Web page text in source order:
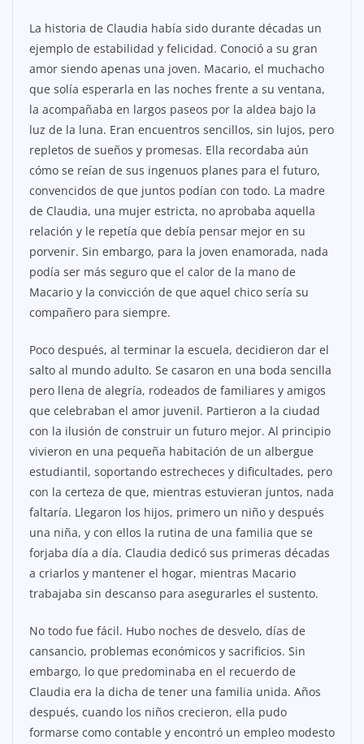
La historia de Claudia había sido durante décadas un
ejemplo de estabilidad y felicidad. Conoció a su gran
amor siendo apenas una joven. Macario, el muchacho
que solía esperarla en las noches frente a su ventana,
la acompañaba en largos paseos por la aldea bajo la
luz de la luna. Eran encuentros sencillos, sin lujos, pero
repletos de sueños y promesas. Ella recordaba aún
cómo se reían de sus ingenuos planes para el futuro,
convencidos de que juntos podían con todo. La madre
de Claudia, una mujer estricta, no aprobaba aquella
relación y le repetía que debía pensar mejor en su
porvenir. Sin embargo, para la joven enamorada, nada
podía ser más seguro que el calor de la mano de
Macario y la convicción de que aquel chico sería su
compañero para siempre.
Poco después, al terminar la escuela, decidieron dar el
salto al mundo adulto. Se casaron en una boda sencilla
pero llena de alegría, rodeados de familiares y amigos
que celebraban el amor juvenil. Partieron a la ciudad
con la ilusión de construir un futuro mejor. Al principio
vivieron en una pequeña habitación de un albergue
estudiantil, soportando estrecheces y dificultades, pero
con la certeza de que, mientras estuvieran juntos, nada
faltaría. Llegaron los hijos, primero un niño y después
una niña, y con ellos la rutina de una familia que se
forjaba día a día. Claudia dedicó sus primeras décadas
a criarlos y mantener el hogar, mientras Macario
trabajaba sin descanso para asegurarles el sustento.
No todo fue fácil. Hubo noches de desvelo, días de
cansancio, problemas económicos y sacrificios. Sin
embargo, lo que predominaba en el recuerdo de
Claudia era la dicha de tener una familia unida. Años
después, cuando los niños crecieron, ella pudo
formarse como contable y encontró un empleo modesto